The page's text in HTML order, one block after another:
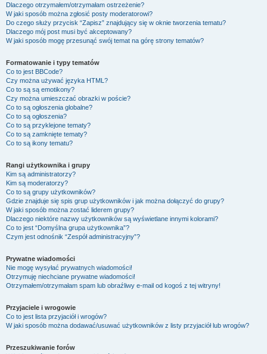
Dlaczego otrzymałem/otrzymałam ostrzeżenie?
W jaki sposób można zgłosić posty moderatorowi?
Do czego służy przycisk “Zapisz” znajdujący się w oknie tworzenia tematu?
Dlaczego mój post musi być akceptowany?
W jaki sposób mogę przesunąć swój temat na górę strony tematów?
Formatowanie i typy tematów
Co to jest BBCode?
Czy można używać języka HTML?
Co to są są emotikony?
Czy można umieszczać obrazki w poście?
Co to są ogłoszenia globalne?
Co to są ogłoszenia?
Co to są przyklejone tematy?
Co to są zamknięte tematy?
Co to są ikony tematu?
Rangi użytkownika i grupy
Kim są administratorzy?
Kim są moderatorzy?
Co to są grupy użytkowników?
Gdzie znajduje się spis grup użytkowników i jak można dołączyć do grupy?
W jaki sposób można zostać liderem grupy?
Dlaczego niektóre nazwy użytkowników są wyświetlane innymi kolorami?
Co to jest “Domyślna grupa użytkownika”?
Czym jest odnośnik “Zespół administracyjny”?
Prywatne wiadomości
Nie mogę wysyłać prywatnych wiadomości!
Otrzymuję niechciane prywatne wiadomości!
Otrzymałem/otrzymałam spam lub obraźliwy e-mail od kogoś z tej witryny!
Przyjaciele i wrogowie
Co to jest lista przyjaciół i wrogów?
W jaki sposób można dodawać/usuwać użytkowników z listy przyjaciół lub wrogów?
Przeszukiwanie forów